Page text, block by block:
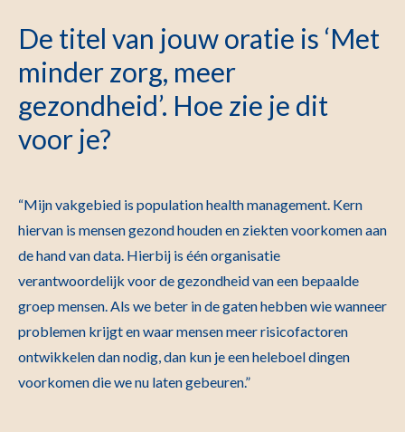
De titel van jouw oratie is ‘Met
minder zorg, meer
gezondheid’. Hoe zie je dit
voor je?
“Mijn vakgebied is population health management. Kern
hiervan is mensen gezond houden en ziekten voorkomen aan
de hand van data. Hierbij is één organisatie
verantwoordelijk voor de gezondheid van een bepaalde
groep mensen. Als we beter in de gaten hebben wie wanneer
problemen krijgt en waar mensen meer risicofactoren
ontwikkelen dan nodig, dan kun je een heleboel dingen
voorkomen die we nu laten gebeuren.”